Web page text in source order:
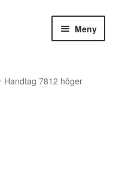
Meny
Handtag 7812 höger